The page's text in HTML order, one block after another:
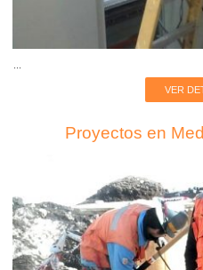
VER
Proyectos en